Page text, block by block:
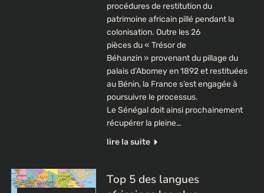
procédures de restitution du
patrimoine africain pillé pendant la
colonisation. Outre les 26
pièces du « Trésor de
Béhanzin » provenant du pillage du
palais d’Abomey en 1892 et restituées
au Bénin, la France s’est engagée à
poursuivre le processus.
Le Sénégal doit ainsi prochainement
récupérer la pleine…
lire la suite
Top 5 des langues